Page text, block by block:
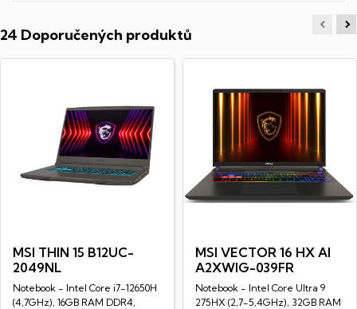
24 Doporučených produktů
MSI THIN 15 B12UC-
2049NL
Notebook - Intel Core i7-12650H
(4,7GHz), 16GB RAM DDR4,
MSI VECTOR 16 HX AI
A2XWIG-039FR
Notebook - Intel Core Ultra 9
275HX (2,7-5,4GHz), 32GB RAM